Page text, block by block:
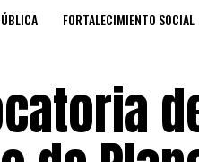
FORTALECIMIENTO SOCIAL